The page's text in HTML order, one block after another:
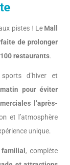
pistes ! Le Mall
de prolonger
restaurants.
d’hiver et
pour éviter
l’après-
et l’atmosphère
unique.
, complète